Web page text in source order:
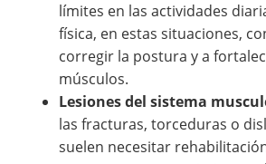
límites en las actividades
física, en estas situaciones,
corregir la postura y a
músculos.
Lesiones del sistema
las fracturas, torceduras o
suelen necesitar